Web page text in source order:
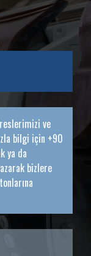
ve
bilgi için +90
ya da
bizlere